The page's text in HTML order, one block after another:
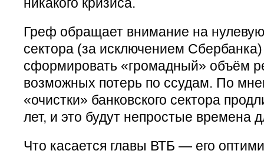
Греф обращает внимание на
сектора (за исключением
сформировать «громадный» объём
возможных потерь по ссудам. По
«очистки» банковского сектора
лет, и это будут непростые времена
Что касается главы ВТБ — его